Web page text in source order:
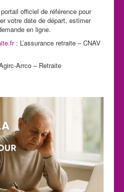
officiel de référence pour
votre date de départ, estimer
en ligne.
: L’assurance retraite – CNAV
Arrco – Retraite